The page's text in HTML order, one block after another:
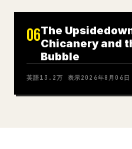
06The
Chicanery and
Bubble
英語13.2万 表示2026年8月06日